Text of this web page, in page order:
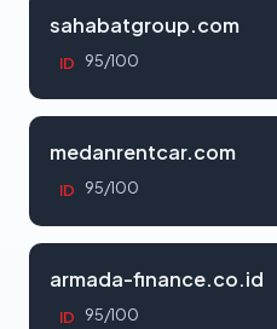
sahabatgroup.com
ID 95/100
medanrentcar.com
ID 95/100
armada-finance.co.id
ID 95/100